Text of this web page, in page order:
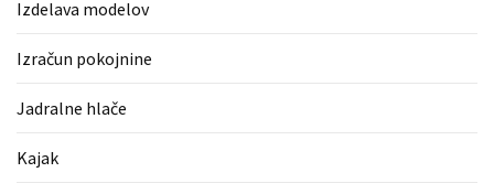
pokojnine
blazine
Izdelava modelov
Izračun pokojnine
Jadralne hlače
Kajak